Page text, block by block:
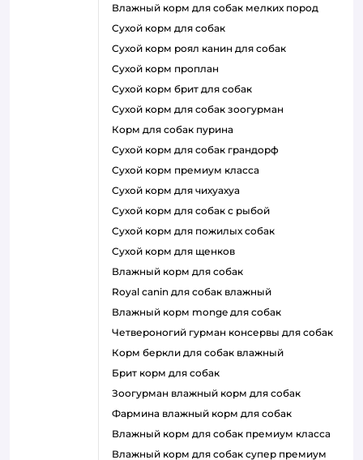
влажный корм для собак мелких пород
сухой корм для собак
сухой корм роял канин для собак
сухой корм проплан
сухой корм брит для собак
сухой корм для собак зоогурман
корм для собак пурина
сухой корм для собак грандорф
сухой корм премиум класса
сухой корм для чихуахуа
сухой корм для собак с рыбой
сухой корм для пожилых собак
сухой корм для щенков
влажный корм для собак
royal canin для собак влажный
влажный корм monge для собак
четвероногий гурман консервы для собак
корм беркли для собак влажный
брит корм для собак
зоогурман влажный корм для собак
фармина влажный корм для собак
влажный корм для собак премиум класса
влажный корм для собак супер премиум